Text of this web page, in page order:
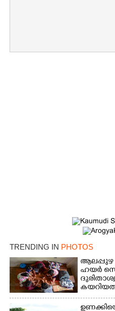
TRENDING IN PHOTOS
ആലപ്പുഴ
ഹയർ
സ്കൂളിലെ